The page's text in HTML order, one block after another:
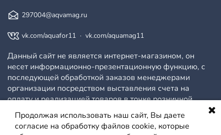
297004@aqvamag.ru
vk.com/aquafor11 · vk.com/aquamag11
Данный сайт не является интернет-магазином, он
несет информационно-презентационную функцию, с
последующей обработкой заказов менеджерами
организации посредством выставления счета на
оплату и реализацией товаров в точке розничной
продажи.
Продолжая использовать наш сайт, Вы даете
согласие на обработку файлов cookie, которые